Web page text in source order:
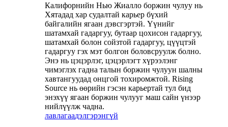
Калифорнийн Нью Жиалло боржин чулуу нь
Хятадад хар судалтай карьер бүхий
байгалийн ягаан дэвсгэртэй. Үүнийг
шатамхай гадаргуу, бутаар цохисон гадаргуу,
шатамхай болон сойзтой гадаргуу, цүүцтэй
гадаргуу гэх мэт болгон боловсруулж болно.
Энэ нь цэцэрлэг, цэцэрлэгт хүрээлэнг
чимэглэх гадна талын боржин чулуун шалны
хавтангуудад онцгой тохиромжтой. Rising
Source нь өөрийн гэсэн карьертай тул бид
энэхүү ягаан боржин чулууг маш сайн үнээр
нийлүүлж чадна.
лавлагаадэлгэрэнгүй